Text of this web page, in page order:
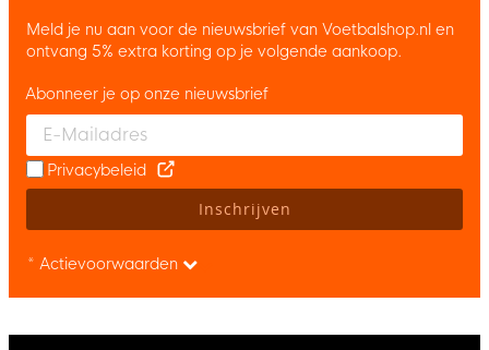
Meld je nu aan voor de nieuwsbrief van Voetbalshop.nl en
ontvang 5% extra korting op je volgende aankoop.
Enter your email and accept the privacy policy to subscribe to
Abonneer je op onze nieuwsbrief
Privacybeleid
Inschrijven
* Actievoorwaarden